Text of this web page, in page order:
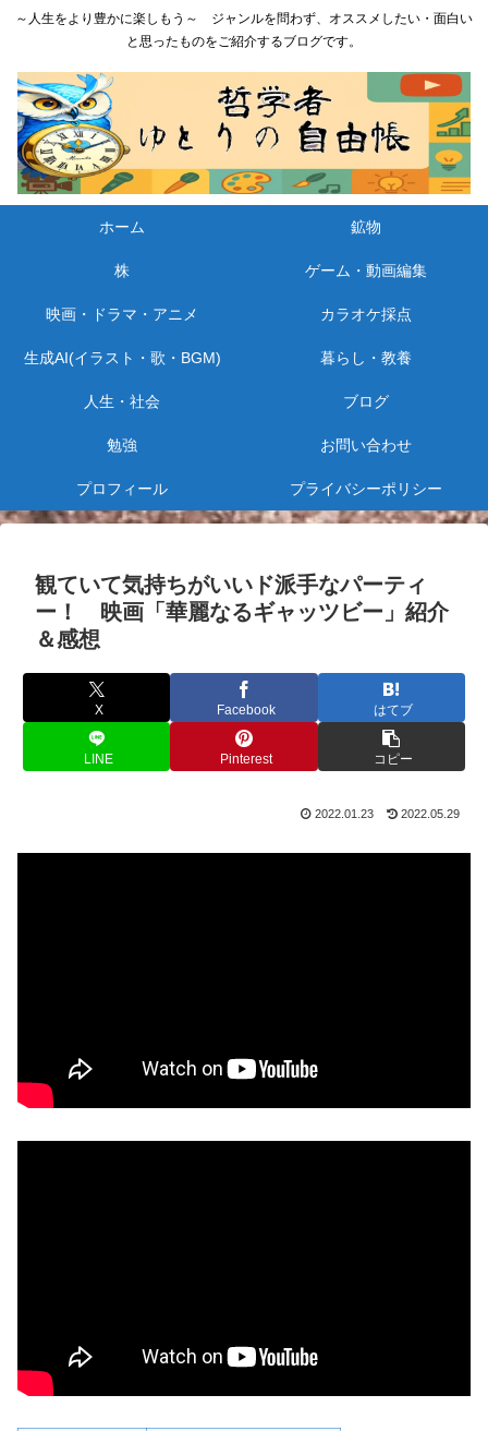
～人生をより豊かに楽しもう～ ジャンルを問わず、オススメしたい・面白い
と思ったものをご紹介するブログです。
ホーム 鉱物
株 ゲーム・動画編集
映画・ドラマ・アニメ カラオケ採点
生成AI(イラスト・歌・BGM) 暮らし・教養
人生・社会 ブログ
勉強 お問い合わせ
プロフィール プライバシーポリシー
観ていて気持ちがいいド派手なパーティ
ー！ 映画「華麗なるギャッツビー」紹介
＆感想
X Facebook はてブ
LINE Pinterest コピー
2022.01.23 2022.05.29